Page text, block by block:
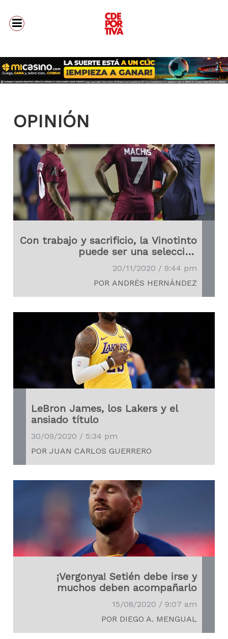
OPINIÓN
Con trabajo y sacrificio, la Vinotinto
puede ser una selección
competidora
20/11/2020 / 9:44 pm
POR ANDRÉS HERNÁNDEZ
LeBron James, los Lakers y el
ansiado título
30/09/2020 / 5:34 pm
POR JUAN CARLOS GUERRERO
¡Vergonya! Setién debe irse y
muchos deben acompañarlo
15/08/2020 / 9:07 am
POR DIEGO A. MENGUAL